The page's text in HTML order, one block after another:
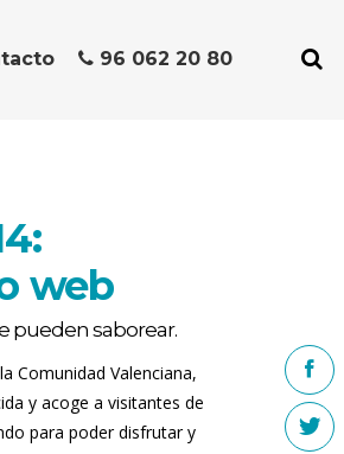
96 062 20 80
web
pueden saborear.
Comunidad Valenciana,
y acoge a visitantes de
para poder disfrutar y